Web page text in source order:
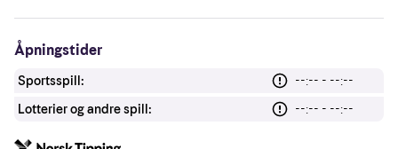
Åpningstider
Sportsspill:
--:-- - --:--
Lotterier og andre spill:
--:-- - --:--